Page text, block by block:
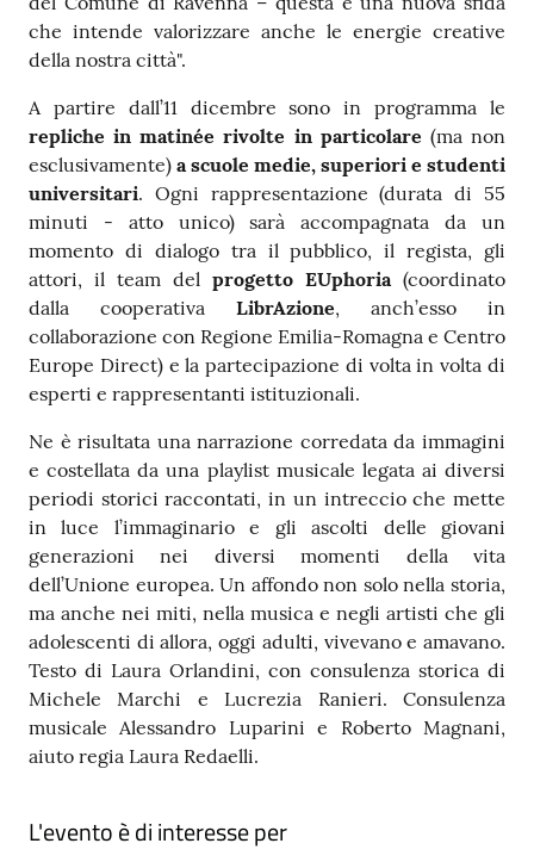
che intende valorizzare anche le energie creative
della nostra città".
A partire dall’11 dicembre sono in programma le
repliche in matinée rivolte in particolare (ma non
esclusivamente) a scuole medie, superiori e studenti
universitari. Ogni rappresentazione (durata di 55
minuti - atto unico) sarà accompagnata da un
momento di dialogo tra il pubblico, il regista, gli
attori, il team del progetto EUphoria (coordinato
dalla cooperativa LibrAzione, anch’esso in
collaborazione con Regione Emilia-Romagna e Centro
Europe Direct) e la partecipazione di volta in volta di
esperti e rappresentanti istituzionali.
Ne è risultata una narrazione corredata da immagini
e costellata da una playlist musicale legata ai diversi
periodi storici raccontati, in un intreccio che mette
in luce l’immaginario e gli ascolti delle giovani
generazioni nei diversi momenti della vita
dell’Unione europea. Un affondo non solo nella storia,
ma anche nei miti, nella musica e negli artisti che gli
adolescenti di allora, oggi adulti, vivevano e amavano.
Testo di Laura Orlandini, con consulenza storica di
Michele Marchi e Lucrezia Ranieri. Consulenza
musicale Alessandro Luparini e Roberto Magnani,
aiuto regia Laura Redaelli.
L'evento è di interesse per